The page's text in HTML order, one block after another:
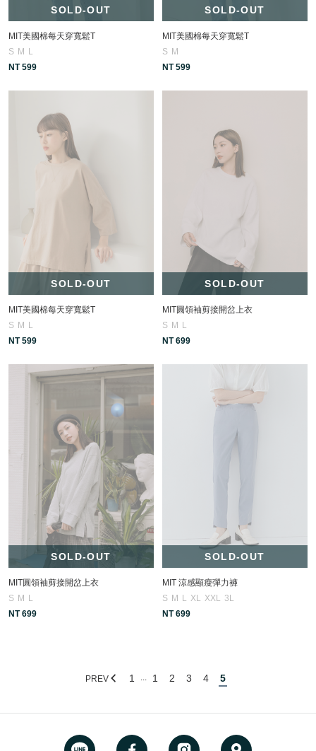
SOLD-OUT
MIT美國棉每天穿寬鬆T
S M
L
NT 599
SOLD-OUT
MIT美國棉每天穿寬鬆T
S M
NT 599
SOLD-OUT
MIT美國棉每天穿寬鬆T
S M L
NT 599
SOLD-OUT
MIT圓領袖剪接開岔上衣
S M L
NT 699
SOLD-OUT
MIT圓領袖剪接開岔上衣
S M
L
NT 699
SOLD-OUT
MIT 涼感顯瘦彈力褲
S M L XL XXL 3L
NT 699
PREV 1 ... 1 2 3 4 5